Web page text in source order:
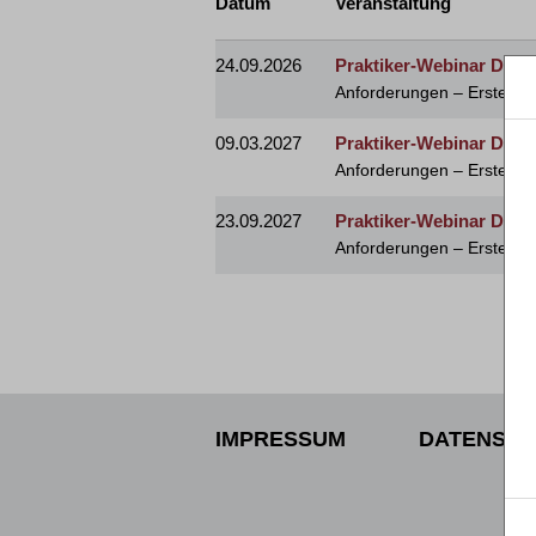
24.09.2026 Praktiker-Webinar Das
Anforderungen –
09.03.2027 Praktiker-Webinar Das
Anforderungen –
23.09.2027 Praktiker-Webinar Das
Anforderungen –
IMPRESSUM